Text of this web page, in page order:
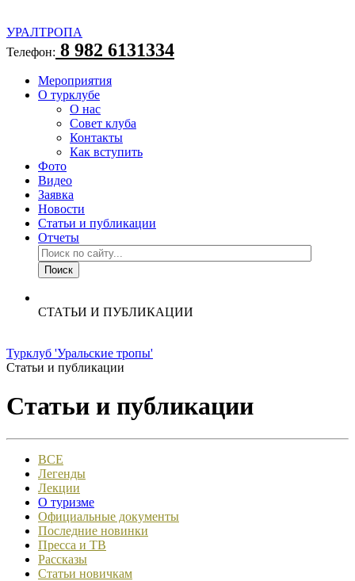
УРАЛТРОПА
Телефон: 8 982 6131334
Мероприятия
О турклубе
О нас
Совет клуба
Контакты
Как вступить
Фото
Видео
Заявка
Новости
Статьи и публикации
Отчеты
СТАТЬИ И ПУБЛИКАЦИИ
Турклуб 'Уральские тропы'
Статьи и публикации
Статьи и публикации
ВСЕ
Легенды
Лекции
О туризме
Официальные документы
Последние новинки
Пресса и ТВ
Рассказы
Статьи новичкам